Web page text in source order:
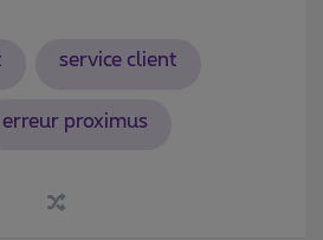
service client
erreur proximus